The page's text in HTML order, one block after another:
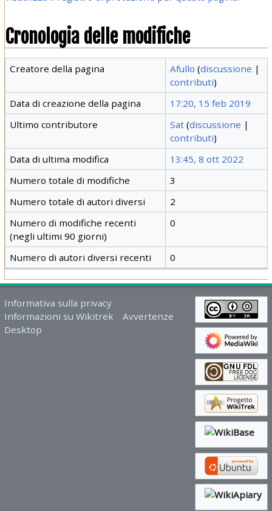
Cronologia delle modifiche
Creatore della pagina Afullo (discussione |
contributi)
Data di creazione della pagina
17:20, 15 feb 2019
Ultimo contributore
Sat (discussione |
contributi)
Data di ultima modifica
13:45, 8 ott 2022
Numero totale di modifiche
3
Numero totale di autori diversi
2
Numero di modifiche recenti
(negli ultimi 90 giorni)
0
Numero di autori diversi recenti 0
Informativa sulla privacy
Informazioni su Wikitrek
Avvertenze
Desktop